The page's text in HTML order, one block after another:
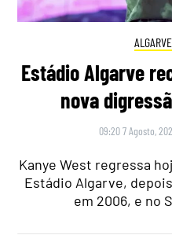
ALGARVE
Estádio Algarve
nova
09:20 7 Agosto,
Kanye West regressa
Estádio Algarve,
em 2006, e no